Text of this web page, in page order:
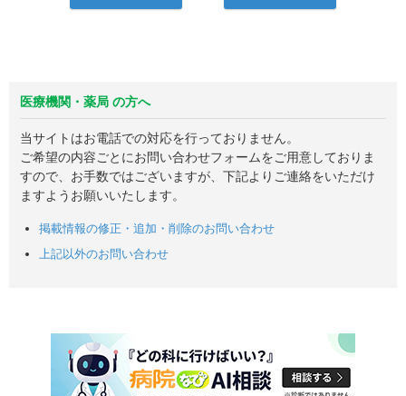
医療機関・薬局 の方へ
当サイトはお電話での対応を行っておりません。
ご希望の内容ごとにお問い合わせフォームをご用意しておりま
すので、お手数ではございますが、下記よりご連絡をいただけ
ますようお願いいたします。
掲載情報の修正・追加・削除のお問い合わせ
上記以外のお問い合わせ